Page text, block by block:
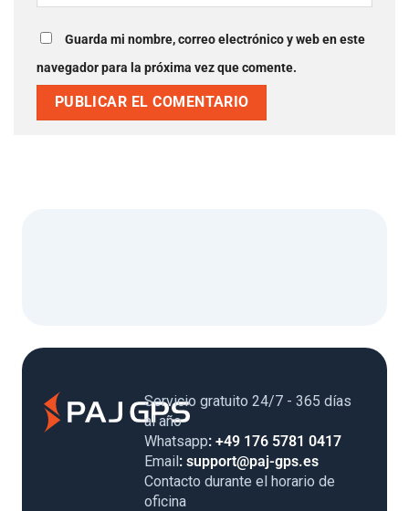
Guarda mi nombre, correo electrónico y web en este
navegador para la próxima vez que comente.
Servicio gratuito 24/7 - 365 días
al año
Whatsapp: +49 176 5781 0417
Email: support@paj-gps.es
Contacto durante el horario de
oficina